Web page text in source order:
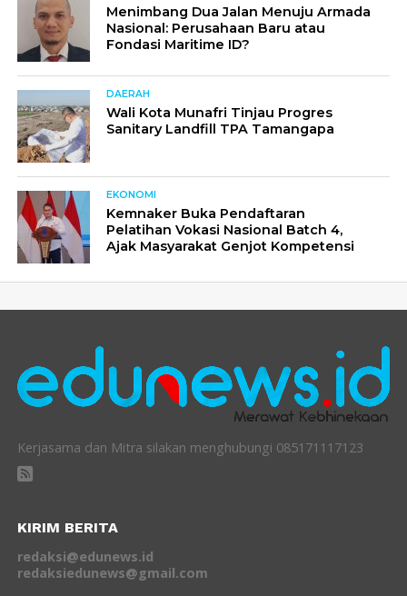
Menimbang Dua Jalan Menuju Armada
Nasional: Perusahaan Baru atau
Fondasi Maritime ID?
DAERAH
Wali Kota Munafri Tinjau Progres
Sanitary Landfill TPA Tamangapa
EKONOMI
Kemnaker Buka Pendaftaran
Pelatihan Vokasi Nasional Batch 4,
Ajak Masyarakat Genjot Kompetensi
Kerjasama dan Mitra silakan menghubungi 085171117123
KIRIM BERITA
redaksi@edunews.id
redaksiedunews@gmail.com